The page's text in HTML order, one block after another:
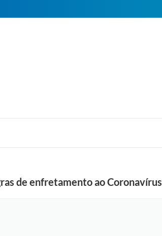
de enfretamento ao Coronavírus